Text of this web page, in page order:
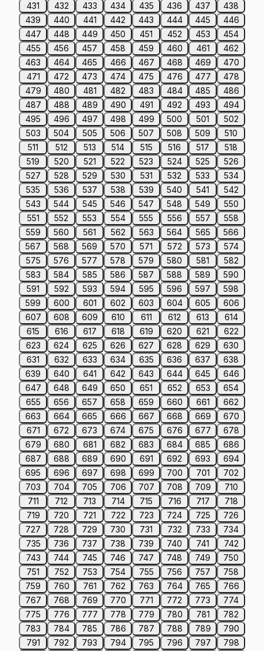
431 432 433 434 435 436 437
438
439
440 441 442 443 444 445
446
447
448 449 450 451 452 453
454
455
456 457 458 459 460 461
462
463
464 465 466 467 468 469
470
471
472 473 474 475 476 477
478
479
480 481 482 483 484 485
486
487
488 489 490 491 492 493
494
495
496 497 498 499 500 501
502
503
504 505 506 507 508 509
510
511
512 513 514 515 516 517
518
519
520 521 522 523 524 525
526
527
528 529 530 531 532 533
534
535
536 537 538 539 540 541
542
543
544 545 546 547 548 549
550
551
552 553 554 555 556 557
558
559
560 561 562 563 564 565
566
567
568 569 570 571 572 573
574
575
576 577 578 579 580 581
582
583
584 585 586 587 588 589
590
591
592 593 594 595 596 597
598
599
600 601 602 603 604 605
606
607
608 609 610 611 612 613
614
615
616 617 618 619 620 621
622
623
624 625 626 627 628 629
630
631
632 633 634 635 636 637
638
639
640 641 642 643 644 645
646
647
648 649 650 651 652 653
654
655
656 657 658 659 660 661
662
663
664 665 666 667 668 669
670
671
672 673 674 675 676 677
678
679
680 681 682 683 684 685
686
687
688 689 690 691 692 693
694
695
696 697 698 699 700 701
702
703
704 705 706 707 708 709
710
711
712 713 714 715 716 717
718
719
720 721 722 723 724 725
726
727
728 729 730 731 732 733
734
735
736 737 738 739 740 741
742
743
744 745 746 747 748 749
750
751
752 753 754 755 756 757
758
759
760 761 762 763 764 765
766
767
768 769 770 771 772 773
774
775
776 777 778 779 780 781
782
783
784 785 786 787 788 789
790
791
792 793 794 795 796 797
798